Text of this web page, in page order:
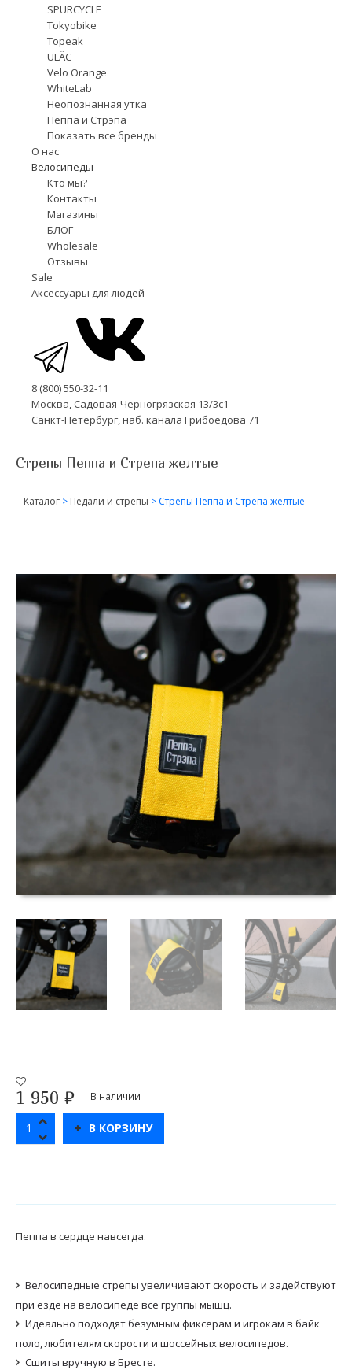
SPURCYCLE
Tokyobike
Topeak
ULÄC
Velo Orange
WhiteLab
Неопознанная утка
Пеппа и Стрэпа
Показать все бренды
О нас
Велосипеды
Кто мы?
Контакты
Магазины
БЛОГ
Wholesale
Отзывы
Sale
Аксессуары для людей
8 (800) 550-32-11
Москва, Садовая-Черногрязская 13/3с1
Санкт-Петербург, наб. канала Грибоедова 71
Стрепы Пеппа и Стрепа желтые
Каталог > Педали и стрепы > Стрепы Пеппа и Стрепа желтые
1 950 ₽ В наличии
В КОРЗИНУ
Пеппа в сердце навсегда.
Велосипедные стрепы увеличивают скорость и задействуют
при езде на велосипеде все группы мышц.
Идеально подходят безумным фиксерам и игрокам в байк
поло, любителям скорости и шоссейных велосипедов.
Сшиты вручную в Бресте.